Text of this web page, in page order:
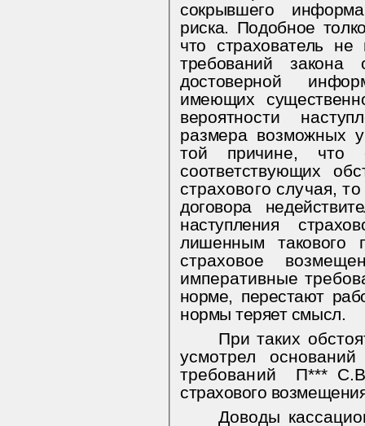
сокрывшего
риска. Подобное
что страхователь
требований
достоверной
имеющих
вероятности
размера возможных
той причине, что
соответствующих
страхового случая,
договора
наступления стра
лишенным такового
страховое
императивные
норме, перестают
нормы теряет смысл.
При таких
усмотрел оснований
требований
П***
страхового
Доводы